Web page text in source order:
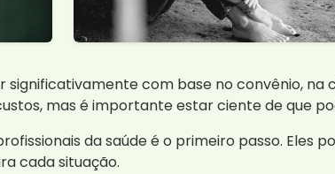
com base no convênio, na
mas é importante estar ciente de que
da saúde é o primeiro passo. Eles
cada situação.